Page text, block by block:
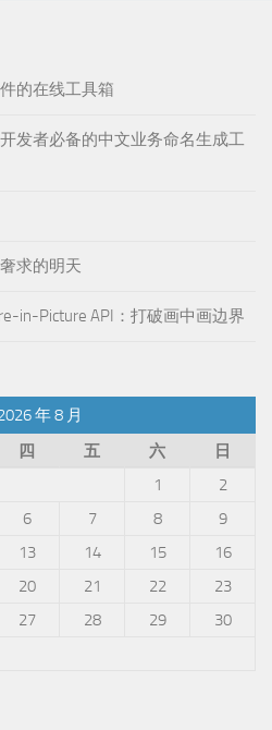
的在线工具箱
发者必备的中文业务命名生成工
求的明天
in-Picture API：打破画中画边界
年 8 月
四 五 六
日
1
2
6 7 8
9
13 14 15
16
20 21 22
23
27 28 29
30